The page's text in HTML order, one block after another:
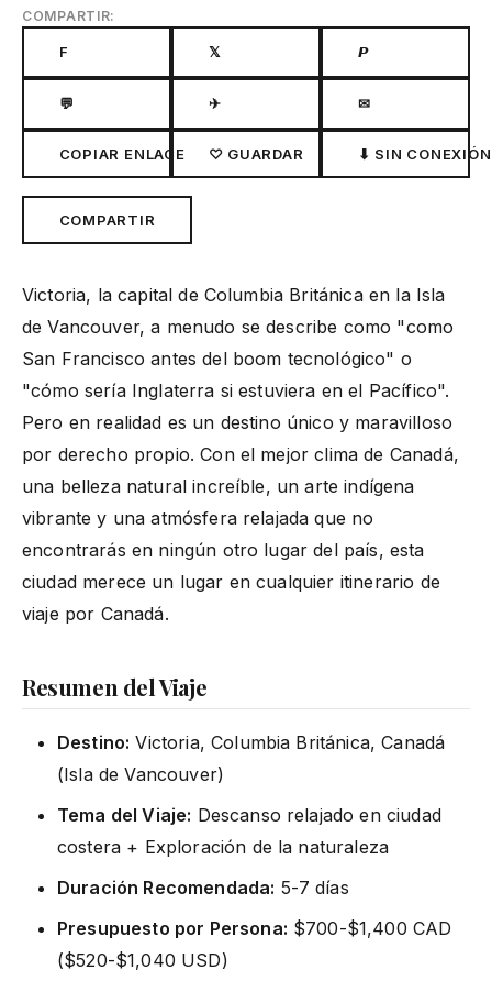
COMPARTIR:
F 𝕏 𝙋
💬 ✈ ✉
COPIAR ENLACE ♡ GUARDAR ⬇ SIN CONEXIÓN
COMPARTIR
Victoria, la capital de Columbia Británica en la Isla
de Vancouver, a menudo se describe como "como
San Francisco antes del boom tecnológico" o
"cómo sería Inglaterra si estuviera en el Pacífico".
Pero en realidad es un destino único y maravilloso
por derecho propio. Con el mejor clima de Canadá,
una belleza natural increíble, un arte indígena
vibrante y una atmósfera relajada que no
encontrarás en ningún otro lugar del país, esta
ciudad merece un lugar en cualquier itinerario de
viaje por Canadá.
Resumen del Viaje
Destino: Victoria, Columbia Británica, Canadá
(Isla de Vancouver)
Tema del Viaje: Descanso relajado en ciudad
costera + Exploración de la naturaleza
Duración Recomendada: 5-7 días
Presupuesto por Persona: $700-$1,400 CAD
($520-$1,040 USD)